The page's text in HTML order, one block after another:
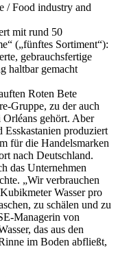
/ Food industry and
mit rund 50
(„fünftes Sortiment“):
gebrauchsfertige
haltbar gemacht
Roten Bete
Gruppe, zu der auch
gehört. Aber
produziert
für die Handelsmarken
nach Deutschland.
das Unternehmen
„Wir verbrauchen
Wasser pro
zu schälen und zu
Managerin von
das aus den
im Boden abfließt,